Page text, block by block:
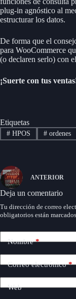
plug-in agnóstico al
estructurar los datos.
De forma que el
para WooCommerce
(o declaren serlo) con
¡Suerte con tus
Etiquetas
#HPOS #ordenes
ANTERIOR
Deja un comentario
Tu dirección de correo
obligatorios están
Nombre*
Correo electrónico*
Web